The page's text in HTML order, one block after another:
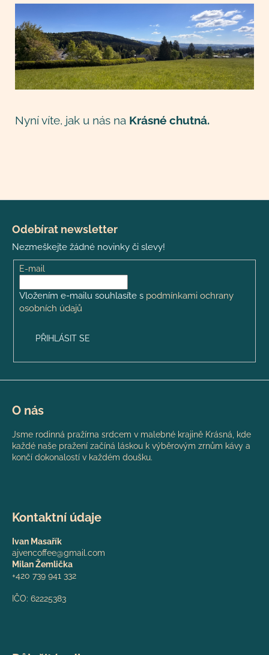
Nyní víte, jak u nás na Krásné chutná.
Odebírat newsletter
Nezmeškejte žádné novinky či slevy!
E-mail
Vložením e-mailu souhlasíte s podmínkami ochrany
osobních údajů
PŘIHLÁSIT SE
O nás
Jsme rodinná pražírna srdcem v malebné krajině Krásná, kde
každé naše pražení začíná láskou k výběrovým zrnům kávy a
končí dokonalostí v každém doušku.
Kontaktní údaje
Ivan Masařík
ajvencoffee@gmail.com
Milan Žemlička
+420 739 941 332
IČO: 62225383